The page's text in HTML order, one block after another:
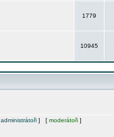
1779
10945
administrátoři ] [ moderátoři ]